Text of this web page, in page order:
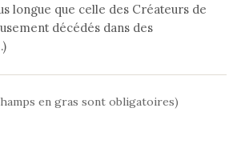
longue que celle des Créateurs de
décédés dans des
en gras sont obligatoires)